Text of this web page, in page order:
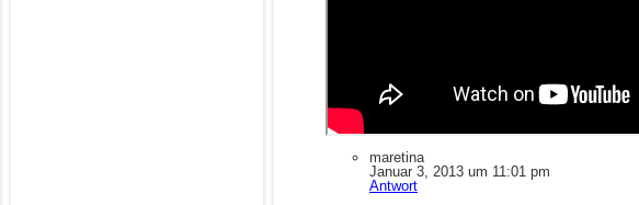
maretina
Januar 3, 2013 um 11:01 pm
Antwort